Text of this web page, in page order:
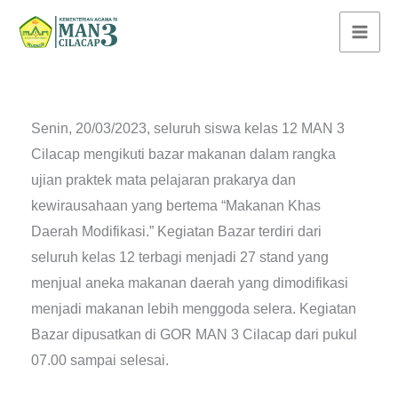
Senin, 20/03/2023, seluruh siswa kelas 12 MAN 3
Cilacap mengikuti bazar makanan dalam rangka
ujian praktek mata pelajaran prakarya dan
kewirausahaan yang bertema “Makanan Khas
Daerah Modifikasi.” Kegiatan Bazar terdiri dari
seluruh kelas 12 terbagi menjadi 27 stand yang
menjual aneka makanan daerah yang dimodifikasi
menjadi makanan lebih menggoda selera. Kegiatan
Bazar dipusatkan di GOR MAN 3 Cilacap dari pukul
07.00 sampai selesai.